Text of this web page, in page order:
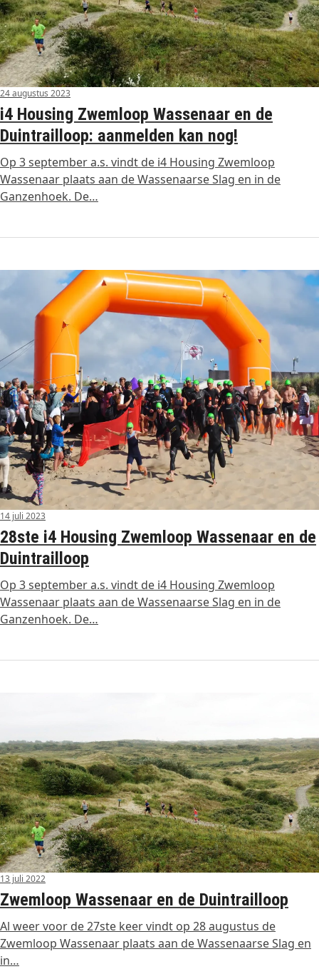
24 augustus 2023
i4 Housing Zwemloop Wassenaar en de
Duintrailloop: aanmelden kan nog!
Op 3 september a.s. vindt de i4 Housing Zwemloop
Wassenaar plaats aan de Wassenaarse Slag en in de
Ganzenhoek. De…
14 juli 2023
28ste i4 Housing Zwemloop Wassenaar en de
Duintrailloop
Op 3 september a.s. vindt de i4 Housing Zwemloop
Wassenaar plaats aan de Wassenaarse Slag en in de
Ganzenhoek. De…
13 juli 2022
Zwemloop Wassenaar en de Duintrailloop
Al weer voor de 27ste keer vindt op 28 augustus de
Zwemloop Wassenaar plaats aan de Wassenaarse Slag en
in…